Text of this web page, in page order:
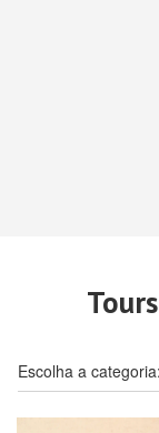
Escolha a categoria: